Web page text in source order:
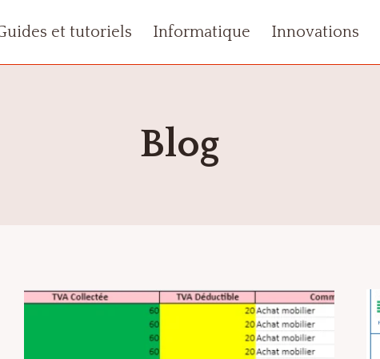
et tutoriels Informatique Innovations
Blog